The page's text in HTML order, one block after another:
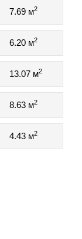
7.69 м2
6.20 м2
13.07 м2
8.63 м2
4.43 м2